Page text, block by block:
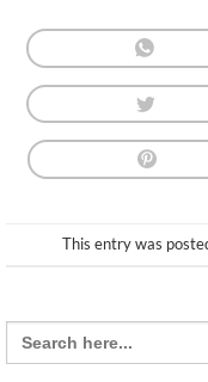
This entry was
Search
for: